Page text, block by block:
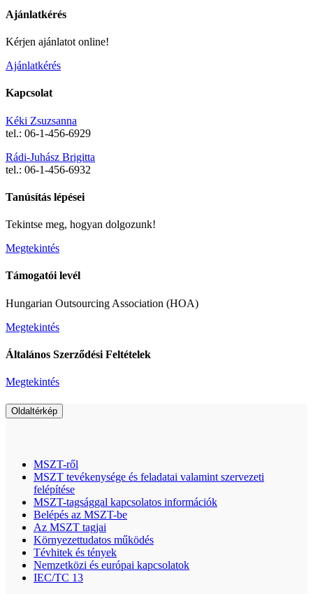
Ajánlatkérés
Kérjen ajánlatot online!
Ajánlatkérés
Kapcsolat
Kéki Zsuzsanna
tel.: 06-1-456-6929
Rádi-Juhász Brigitta
tel.: 06-1-456-6932
Tanúsítás lépései
Tekintse meg, hogyan dolgozunk!
Megtekintés
Támogatói levél
Hungarian Outsourcing Association (HOA)
Megtekintés
Általános Szerződési Feltételek
Megtekintés
Oldaltérkép
MSZT-ről
MSZT tevékenysége és feladatai valamint szervezeti
felépítése
MSZT-tagsággal kapcsolatos információk
Belépés az MSZT-be
Az MSZT tagjai
Környezettudatos működés
Tévhitek és tények
Nemzetközi és európai kapcsolatok
IEC/TC 13